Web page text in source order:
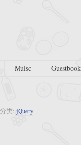
Muisc Guestbook
分类: jQuery